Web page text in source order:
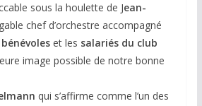
sous la houlette de Jean-
chef d’orchestre accompagné
et les salariés du club
image possible de notre bonne
qui s’affirme comme l’un des